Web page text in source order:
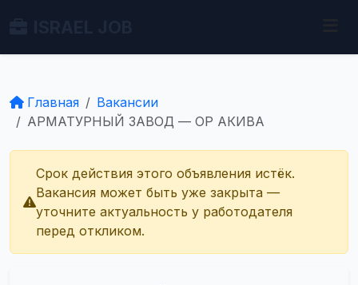
Главная
Вакансии
АРМАТУРНЫЙ ЗАВОД — ОР АКИВА
Срок действия этого объявления истёк.
Вакансия может быть уже закрыта —
уточните актуальность у работодателя
перед откликом.